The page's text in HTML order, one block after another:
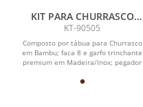
KIT PARA CHURRASCO
COM AVENTAL - 5 PÇS
KT-90505
Composto por tábua para Churrasco
em Bambu; faca 8 e garfo trinchante
premium em Madeira/Inox; pegador